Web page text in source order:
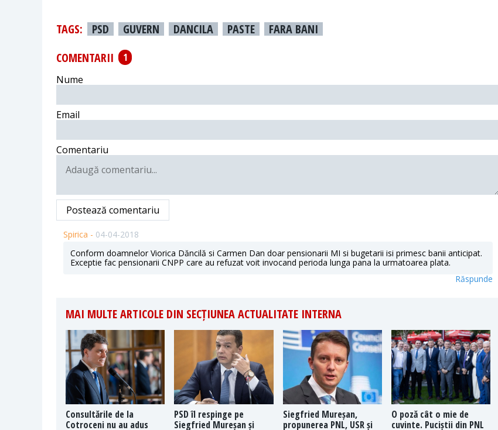
TAGS: PSD GUVERN DANCILA PASTE
FARA BANI
COMENTARII
1
Nume
Email
Comentariu
Postează comentariu
Spirica - 04-04-2018
Conform doamnelor Viorica Dăncilă si Carmen Dan doar pensionarii MI si bugetarii isi primesc banii anticipat.
Exceptie fac pensionarii CNPP care au refuzat voit invocand perioda lunga pana la urmatoarea plata.
Răspunde
MAI MULTE ARTICOLE DIN SECȚIUNEA ACTUALITATE INTERNA
Consultările de la
Cotroceni nu au adus
PSD îl respinge pe
Siegfried Mureșan și
Siegfried Mureșan,
propunerea PNL, USR și
O poză cât o mie de
cuvinte. Puciștii din PNL